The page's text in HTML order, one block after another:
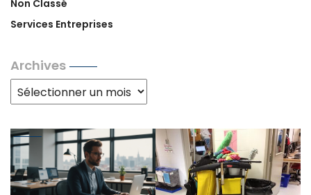
Non Classé
Services Entreprises
Archives
Archives